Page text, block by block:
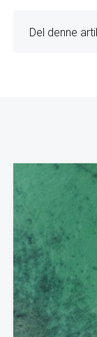
Del denne